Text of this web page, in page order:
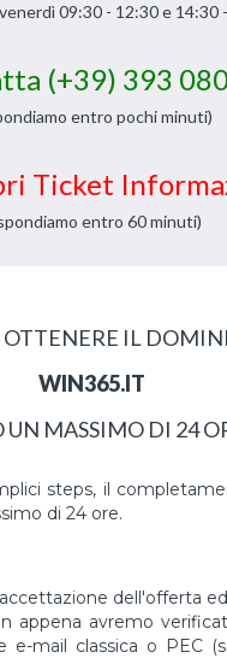
09:30 - 12:30 e 14:30
(+39) 393
entro pochi minuti)
Ticket
entro 60 minuti)
OTTENERE IL
WIN365.IT
UN MASSIMO DI 24
steps, il
di 24 ore.
dell'offerta
appena avremo
mail classica o PEC